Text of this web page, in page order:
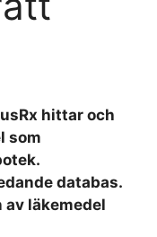
hittar och
som
databas.
av läkemedel